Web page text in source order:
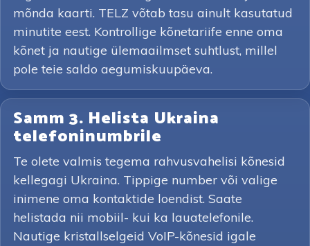
mõnda kaarti. TELZ võtab tasu ainult kasutatud
minutite eest. Kontrollige kõnetariife enne oma
kõnet ja nautige ülemaailmset suhtlust, millel
pole teie saldo aegumiskuupäeva.
Samm 3. Helista Ukraina
telefoninumbrile
Te olete valmis tegema rahvusvahelisi kõnesid
kellegagi Ukraina. Tippige number või valige
inimene oma kontaktide loendist. Saate
helistada nii mobiil- kui ka lauatelefonile.
Nautige kristallselgeid VoIP-kõnesid igale